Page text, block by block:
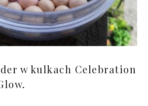
w kulkach Celebration